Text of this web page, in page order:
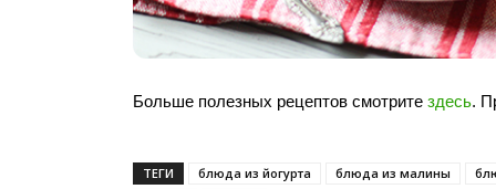
Больше полезных рецептов смотрите здесь.
ТЕГИ блюда из йогурта блюда из малины